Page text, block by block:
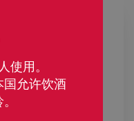
使用。
允许饮酒